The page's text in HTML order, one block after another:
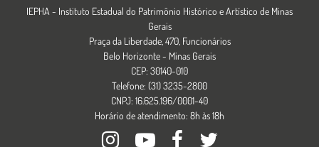
IEPHA - Instituto Estadual do Patrimônio Histórico e Artístico de Minas
Gerais
Praça da Liberdade, 470, Funcionários
Belo Horizonte - Minas Gerais
CEP: 30140-010
Telefone: (31) 3235-2800
CNPJ: 16.625.196/0001-40
Horário de atendimento: 8h às 18h